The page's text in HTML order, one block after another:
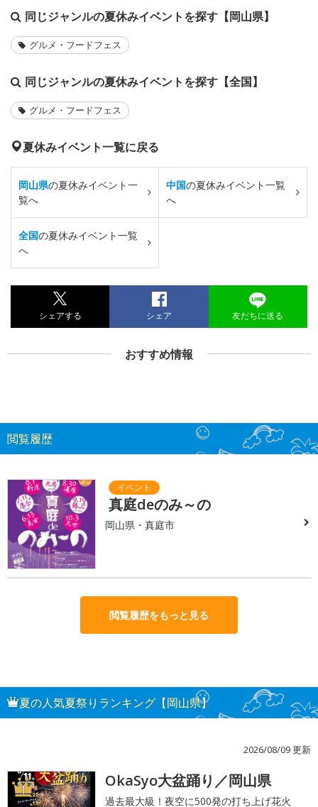
同じジャンルの夏休みイベントを探す【岡山県】
グルメ・フードフェス
同じジャンルの夏休みイベントを探す【全国】
グルメ・フードフェス
夏休みイベント一覧に戻る
岡山県の夏休みイベント一
覧へ
中国の夏休みイベント一覧
へ
全国の夏休みイベント一覧
へ
シェアする シェア 友だちに送る
おすすめ情報
閲覧履歴
真庭deのみ～の
岡山県・真庭市
閲覧履歴をもっと見る
夏の人気夏祭りランキング【岡山県】
2026/08/09 更新
1 OkaSyo大盆踊り／岡山県
過去最大級！夜空に500発の打ち上げ花火